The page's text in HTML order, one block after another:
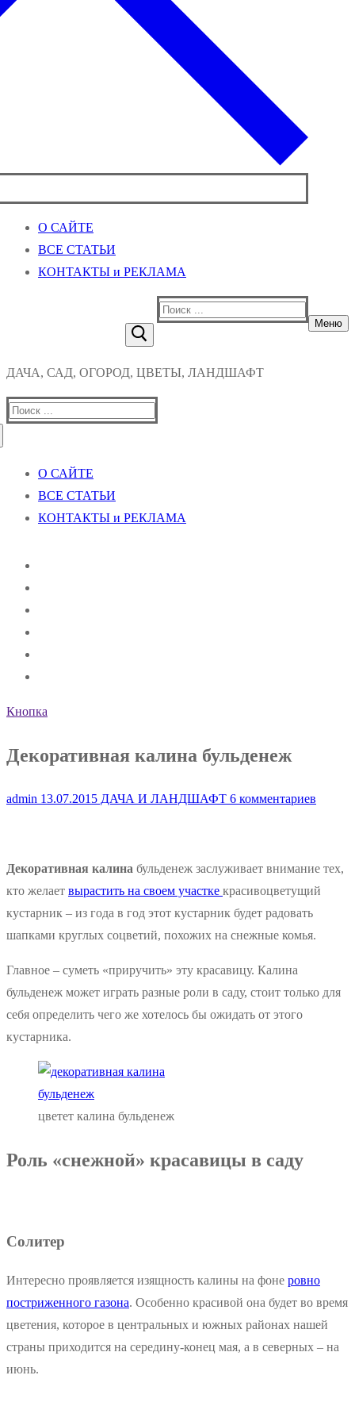
О САЙТЕ
ВСЕ СТАТЬИ
КОНТАКТЫ и РЕКЛАМА
Найти:
Меню
ДАЧА, САД, ОГОРОД, ЦВЕТЫ, ЛАНДШАФТ
Найти:
О САЙТЕ
ВСЕ СТАТЬИ
КОНТАКТЫ и РЕКЛАМА
Кнопка
Декоративная калина бульденеж
admin 13.07.2015 ДАЧА И ЛАНДШАФТ 6 комментариев
Декоративная калина бульденеж заслуживает внимание тех,
кто желает вырастить на своем участке красивоцветущий
кустарник – из года в год этот кустарник будет радовать
шапками круглых соцветий, похожих на снежные комья.
Главное – суметь «приручить» эту красавицу. Калина
бульденеж может играть разные роли в саду, стоит только для
себя определить чего же хотелось бы ожидать от этого
кустарника.
цветет калина бульденеж
Роль «снежной» красавицы в саду
Солитер
Интересно проявляется изящность калины на фоне ровно
постриженного газона. Особенно красивой она будет во время
цветения, которое в центральных и южных районах нашей
страны приходится на середину-конец мая, а в северных – на
июнь.